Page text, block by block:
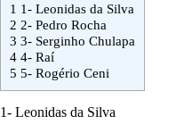
1 1- Leonidas da Silva
2 2- Pedro Rocha
3 3- Serginho Chulapa
4 4- Raí
5 5- Rogério Ceni
1- Leonidas da Silva